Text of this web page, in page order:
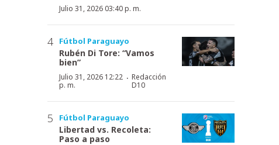
Julio 31, 2026 03:40 p. m.
Fútbol Paraguayo
Rubén Di Tore: “Vamos
bien”
Julio 31, 2026 12:22
p. m.
· Redacción
D10
Fútbol Paraguayo
Libertad vs. Recoleta:
Paso a paso